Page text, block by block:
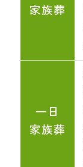
家族葬
一日
家族葬